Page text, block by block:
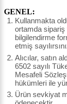
GENEL:
Kullanmakta
ortamda
bilgilendirme
etmiş
Alıcılar, satın
6502 sayılı
Mesafeli
hükümleri ile
Ürün sevkiyat